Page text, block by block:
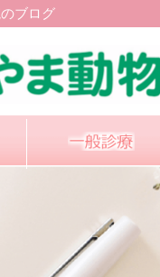
ブログ